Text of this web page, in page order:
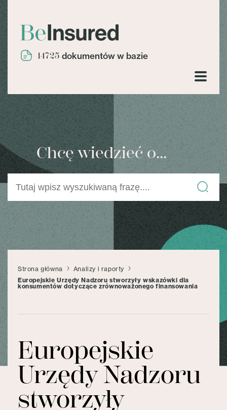
14725 dokumentów w bazie
Chcę wiedzieć o...
Strona główna
Analizy i raporty
Europejskie Urzędy Nadzoru stworzyły wskazówki dla
konsumentów dotyczące zrównoważonego finansowania
Europejskie
Urzędy Nadzoru
stworzyły